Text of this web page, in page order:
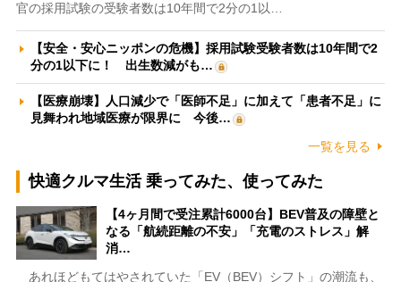
官の採用試験の受験者数は10年間で2分の1以…
【安全・安心ニッポンの危機】採用試験受験者数は10年間で2
分の1以下に！ 出生数減がも…
【医療崩壊】人口減少で「医師不足」に加えて「患者不足」に
見舞われ地域医療が限界に 今後…
一覧を見る
快適クルマ生活 乗ってみた、使ってみた
【4ヶ月間で受注累計6000台】BEV普及の障壁と
なる「航続距離の不安」「充電のストレス」解
消…
あれほどもてはやされていた「EV（BEV）シフト」の潮流も、